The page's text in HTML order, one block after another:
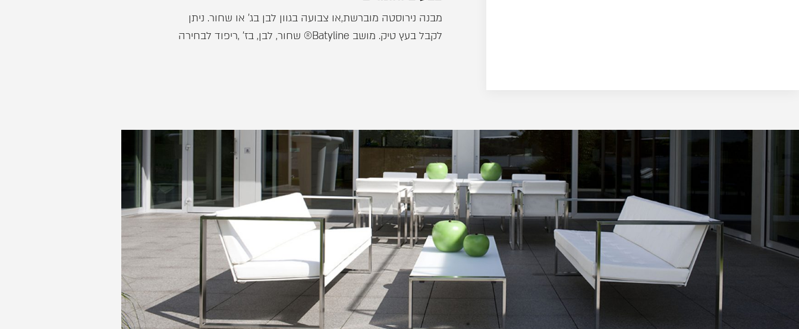
מבנה נירוסטה מוברשת,או צבועה בגוון לבן בג' או שחור. ניתן
לקבל בעץ טיק. מושב Batyline® שחור, לבן, בז' ,ריפוד לבחירה